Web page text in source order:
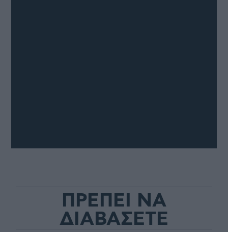
ΠΡΕΠΕΙ ΝΑ
ΔΙΑΒΑΣΕΤΕ